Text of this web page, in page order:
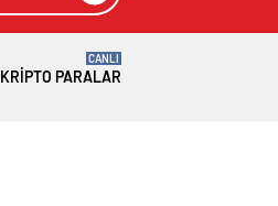
KRIPTO PARALAR
CANLI